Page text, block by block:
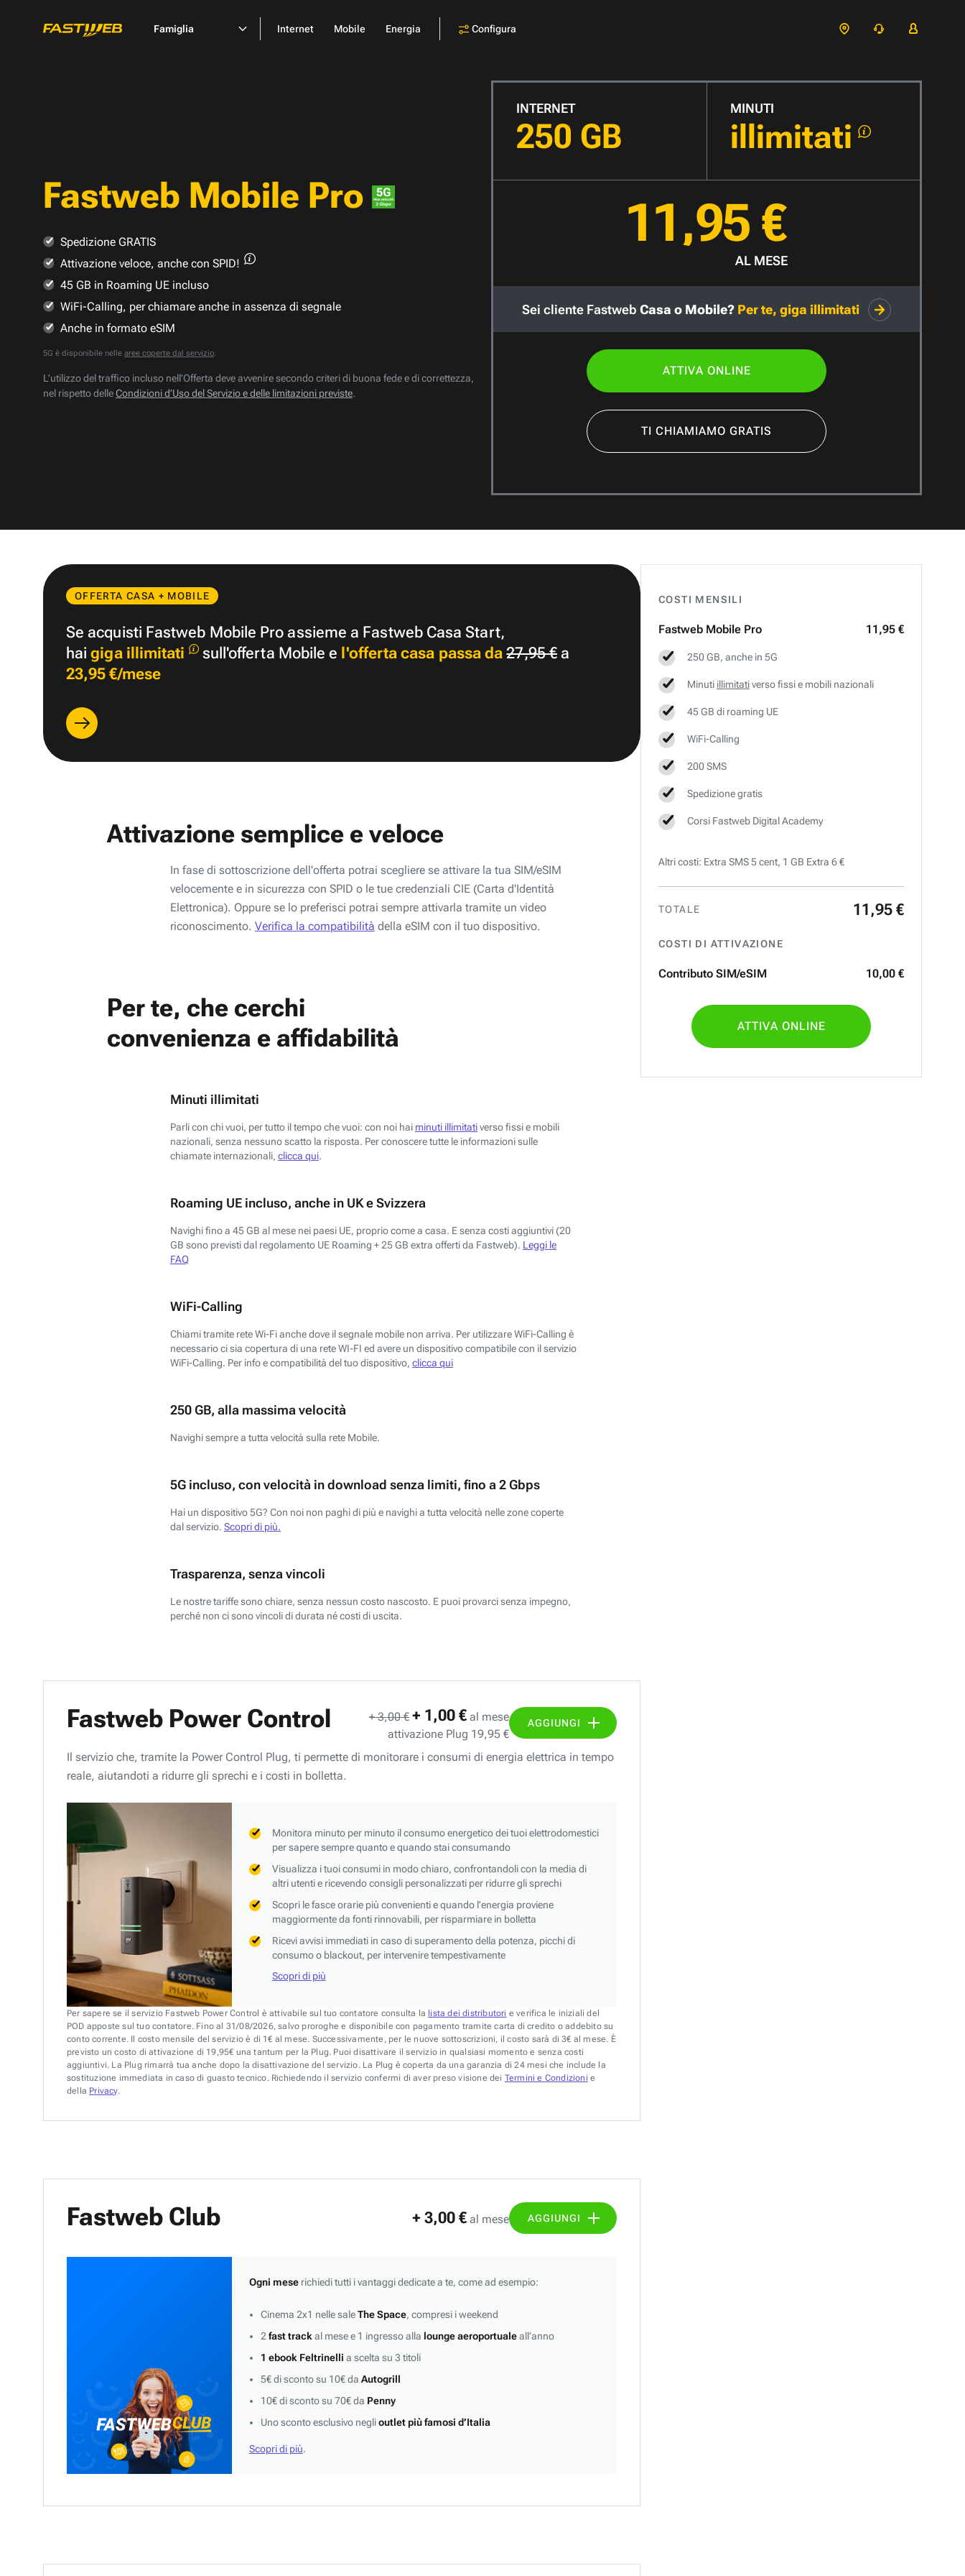
Famiglia Internet Mobile Energia Configura
Fastweb Mobile Pro
INTERNET
250 GB
MINUTI
illimitati
11,95 €
AL MESE
Sei cliente Fastweb Casa o Mobile? Per te, giga illimitati
ATTIVA ONLINE
TI CHIAMIAMO GRATIS
Spedizione GRATIS
Attivazione veloce, anche con SPID!
45 GB in Roaming UE incluso
WiFi-Calling, per chiamare anche in assenza di segnale
Anche in formato eSIM
5G è disponibile nelle aree coperte dal servizio.
L’utilizzo del traffico incluso nell’Offerta deve avvenire secondo criteri di buona fede e di correttezza,
nel rispetto delleCondizioni d’Uso del Servizio e delle limitazioni previste.
COSTI MENSILI
Fastweb Mobile Pro 11,95 €
250 GB, anche in 5G
Minuti illimitativerso fissi e mobili nazionali
45 GB di roaming UE
WiFi-Calling
200 SMS
Spedizione gratis
Corsi Fastweb Digital Academy
Altri costi: Extra SMS 5 cent, 1 GB Extra 6 €
TOTALE 11 ,95 €
COSTI DI ATTIVAZIONE
Contributo SIM/eSIM 10,00 €
ATTIVA ONLINE
OFFERTA CASA + MOBILE
Se acquisti Fastweb Mobile Pro assieme a Fastweb Casa Start,
haigiga illimitati sull'offerta Mobile e l'offerta casa passa da 27,95 €a
23,95 €/mese
Attivazione semplice e veloce
In fase di sottoscrizione dell'offerta potrai scegliere se attivare la tua SIM/eSIM
velocemente e in sicurezza con SPID o le tue credenziali CIE (Carta d'Identità
Elettronica). Oppure se lo preferisci potrai sempre attivarla tramite un video
riconoscimento. Verifica la compatibilità della eSIM con il tuo dispositivo.
Per te, che cerchi
convenienza e affidabilità
Minuti illimitati
Parli con chi vuoi, per tutto il tempo che vuoi: con noi hai minuti illimitativerso fissi e mobili
nazionali, senza nessuno scatto la risposta. Per conoscere tutte le informazioni sulle
chiamate internazionali, clicca qui.
Roaming UE incluso, anche in UK e Svizzera
Navighi fino a 45 GB al mese nei paesi UE, proprio come a casa. E senza costi aggiuntivi (20
GB sono previsti dal regolamento UE Roaming + 25 GB extra offerti da Fastweb). Leggi le
FAQ
WiFi-Calling
Chiami tramite rete Wi-Fi anche dove il segnale mobile non arriva. Per utilizzare WiFi-Calling è
necessario ci sia copertura di una rete WI-FI ed avere un dispositivo compatibile con il servizio
WiFi-Calling. Per info e compatibilità del tuo dispositivo, clicca qui
250 GB, alla massima velocità
Navighi sempre a tutta velocità sulla rete Mobile.
5G incluso, con velocità in download senza limiti, fino a 2 Gbps
Hai un dispositivo 5G? Con noi non paghi di più e navighi a tutta velocità nelle zone coperte
dal servizio. Scopri di più.
Trasparenza, senza vincoli
Le nostre tariffe sono chiare, senza nessun costo nascosto. E puoi provarci senza impegno,
perché non ci sono vincoli di durata né costi di uscita.
Fastweb Power Control + 3,00 € + 1,00 € al mese
attivazione Plug 19,95 €
AGGIUNGI
Il servizio che, tramite la Power Control Plug, ti permette di monitorare i consumi di energia elettrica in tempo
reale, aiutandoti a ridurre gli sprechi e i costi in bolletta.
Monitora minuto per minuto il consumo energetico dei tuoi elettrodomestici
per sapere sempre quanto e quando stai consumando
Visualizza i tuoi consumi in modo chiaro, confrontandoli con la media di
altri utenti e ricevendo consigli personalizzati per ridurre gli sprechi
Scopri le fasce orarie più convenienti e quando l’energia proviene
maggiormente da fonti rinnovabili, per risparmiare in bolletta
Ricevi avvisi immediati in caso di superamento della potenza, picchi di
consumo o blackout, per intervenire tempestivamente
Scopri di più
Per sapere se il servizio Fastweb Power Control è attivabile sul tuo contatore consulta la lista dei distributori e verifica le iniziali del
POD apposte sul tuo contatore. Fino al 31/08/2026, salvo proroghe e disponibile con pagamento tramite carta di credito o addebito su
conto corrente. Il costo mensile del servizio è di 1€ al mese. Successivamente, per le nuove sottoscrizioni, il costo sarà di 3€ al mese. È
previsto un costo di attivazione di 19,95€ una tantum per la Plug. Puoi disattivare il servizio in qualsiasi momento e senza costi
aggiuntivi. La Plug rimarrà tua anche dopo la disattivazione del servizio. La Plug è coperta da una garanzia di 24 mesi che include la
sostituzione immediata in caso di guasto tecnico. Richiedendo il servizio confermi di aver preso visione dei Termini e Condizioni e
della Privacy.
Fastweb Club + 3,00 € al mese AGGIUNGI
Ogni meserichiedi tutti i vantaggi dedicate a te, come ad esempio:
Cinema 2x1 nelle saleThe Space, compresi i weekend
2 fast track al mese e 1 ingresso alla lounge aeroportualeall’anno
1 ebook Feltrinelli a scelta su 3 titoli
5€ di sconto su 10€ da Autogrill
10€ di sconto su 70€ da Penny
Uno sconto esclusivo neglioutlet più famosi d’Italia
Scopri di più.